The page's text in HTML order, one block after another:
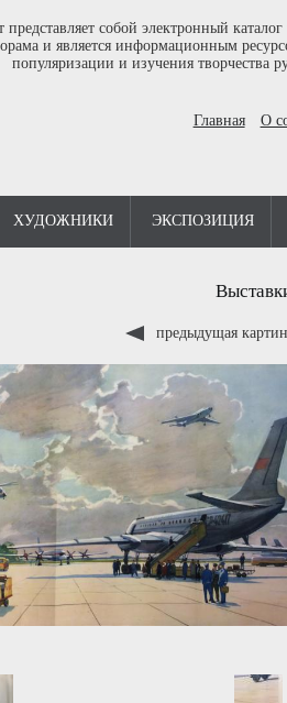
представляет собой электронный
и является информационным
популяризации и изучения творчества
Главная О
ХУДОЖНИКИ ЭКСПОЗИЦИЯ
предыдущая